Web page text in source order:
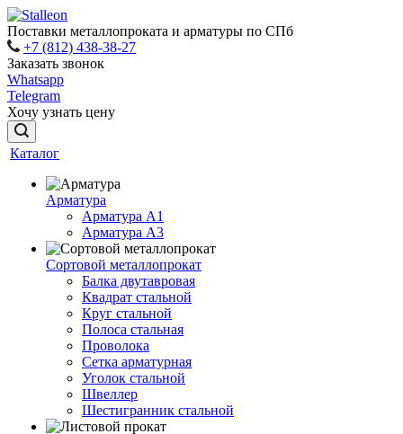
Поставки металлопроката и арматуры по СПб
+7 (812) 438-38-27
Заказать звонок
Whatsapp
Telegram
Хочу узнать цену
Каталог
Арматура
Арматура A1
Арматура А3
Сортовой металлопрокат
Балка двутавровая
Квадрат стальной
Круг стальной
Полоса стальная
Проволока
Сетка арматурная
Уголок стальной
Швеллер
Шестигранник стальной